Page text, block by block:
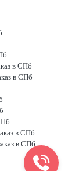
в СПб
в СПб
в СПб
в СПб